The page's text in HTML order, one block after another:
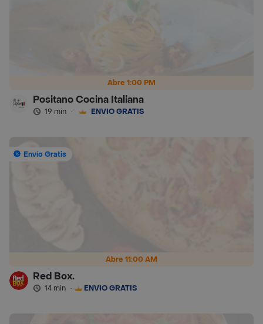
Abre 1:00 PM
Positano Cocina Italiana
19 min · ENVÍO GRATIS
Abre 11:00 AM
Envío Gratis
Red Box.
14 min · ENVÍO GRATIS